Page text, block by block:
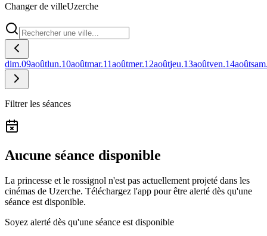
Changer de villeUzerche
dim.09aoûtlun.10aoûtmar.11aoûtmer.12aoûtjeu.13aoûtven.14août
Filtrer les séances
Aucune séance disponible
La princesse et le rossignol n'est pas actuellement projeté dans les
cinémas de Uzerche. Téléchargez l'app pour être alerté dès qu'une
séance est disponible.
Soyez alerté dès qu'une séance est disponible